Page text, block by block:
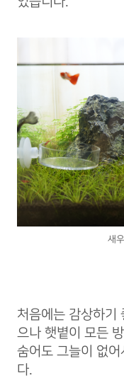
새
처음에는 감상하기
으나 햇볕이 모든
숨어도 그늘이 없어
다.